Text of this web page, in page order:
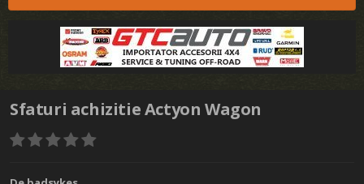
Sfaturi achizitie Actyon Wagon